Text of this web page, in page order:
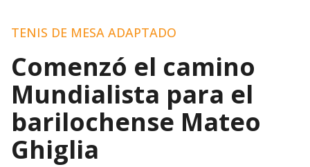
TENIS DE MESA ADAPTADO
Comenzó el camino
Mundialista para el
barilochense Mateo
Ghiglia